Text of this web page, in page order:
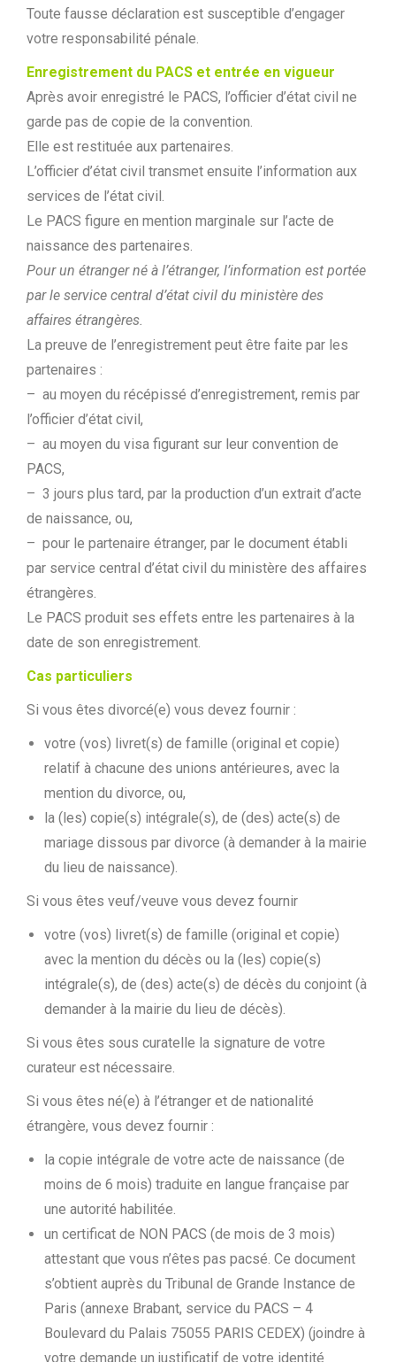
Toute fausse déclaration est susceptible d’engager
votre responsabilité pénale.
Enregistrement du PACS et entrée en vigueur
Après avoir enregistré le PACS, l’officier d’état civil ne
garde pas de copie de la convention.
Elle est restituée aux partenaires.
L’officier d’état civil transmet ensuite l’information aux
services de l’état civil.
Le PACS figure en mention marginale sur l’acte de
naissance des partenaires.
Pour un étranger né à l’étranger, l’information est portée
par le service central d’état civil du ministère des
affaires étrangères.
La preuve de l’enregistrement peut être faite par les
partenaires :
– au moyen du récépissé d’enregistrement, remis par
l’officier d’état civil,
– au moyen du visa figurant sur leur convention de
PACS,
– 3 jours plus tard, par la production d’un extrait d’acte
de naissance, ou,
– pour le partenaire étranger, par le document établi
par service central d’état civil du ministère des affaires
étrangères.
Le PACS produit ses effets entre les partenaires à la
date de son enregistrement.
Cas particuliers
Si vous êtes divorcé(e) vous devez fournir :
votre (vos) livret(s) de famille (original et copie)
relatif à chacune des unions antérieures, avec la
mention du divorce, ou,
la (les) copie(s) intégrale(s), de (des) acte(s) de
mariage dissous par divorce (à demander à la mairie
du lieu de naissance).
Si vous êtes veuf/veuve vous devez fournir
votre (vos) livret(s) de famille (original et copie)
avec la mention du décès ou la (les) copie(s)
intégrale(s), de (des) acte(s) de décès du conjoint (à
demander à la mairie du lieu de décès).
Si vous êtes sous curatelle la signature de votre
curateur est nécessaire.
Si vous êtes né(e) à l’étranger et de nationalité
étrangère, vous devez fournir :
la copie intégrale de votre acte de naissance (de
moins de 6 mois) traduite en langue française par
une autorité habilitée.
un certificat de NON PACS (de mois de 3 mois)
attestant que vous n’êtes pas pacsé. Ce document
s’obtient auprès du Tribunal de Grande Instance de
Paris (annexe Brabant, service du PACS – 4
Boulevard du Palais 75055 PARIS CEDEX) (joindre à
votre demande un justificatif de votre identité